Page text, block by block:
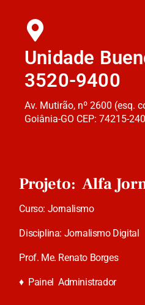
Unidade
3520-9400
Av. Mutirão, nº 2600 (esq.
Goiânia-GO CEP: 74215-240
Projeto: Alfa
Curso: Jornalismo
Disciplina: Jornalismo Digital
Prof. Me. Renato Borges
♦ Painel Administrador